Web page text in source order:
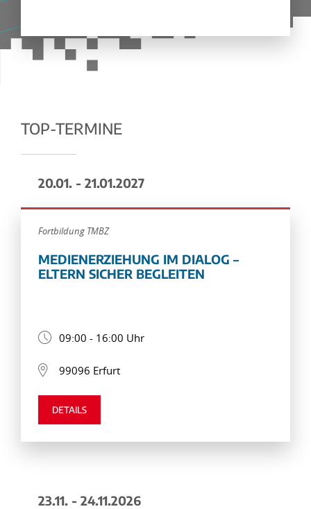
TOP-TERMINE
20.01. - 21.01.2027
Fortbildung TMBZ
MEDIENERZIEHUNG IM DIALOG –
ELTERN SICHER BEGLEITEN
09:00 - 16:00 Uhr
99096 Erfurt
DETAILS
23.11. - 24.11.2026